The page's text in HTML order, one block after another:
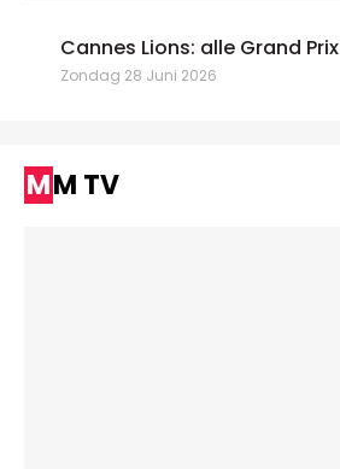
Cannes Lions: alle Grand Prix
Zondag 28 Juni 2026
MM TV